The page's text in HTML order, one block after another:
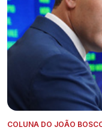
COLUNA DO JOÃO